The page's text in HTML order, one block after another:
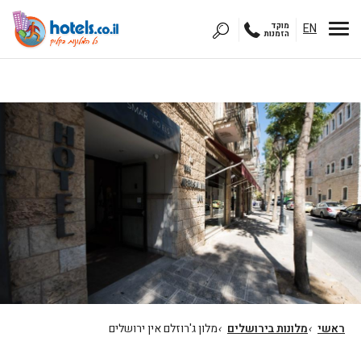
EN מוקד
הזמנות
ראשי ›מלונות בירושלים ›מלון ג'רוזלם אין ירושלים